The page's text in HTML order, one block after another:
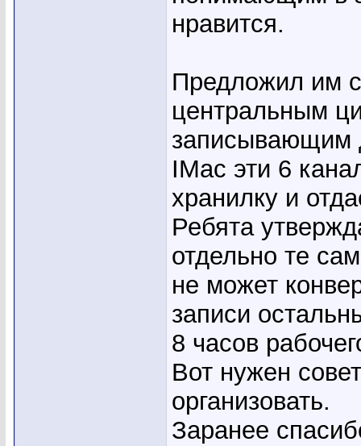
нравится.
Предложил им
центральным
записывающим
IMac эти 6
хранилку и
Ребята
отдельно те
не может
записи
8 часов
Вот нужен
организовать.
Заранее